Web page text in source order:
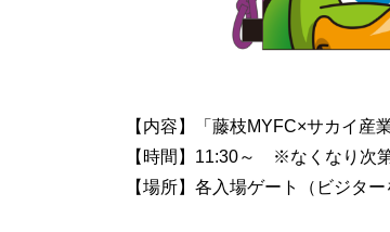
【内容】「藤枝MYFC×サカイ産
【時間】11:30～ ※なくなり次
【場所】各入場ゲート（ビジター